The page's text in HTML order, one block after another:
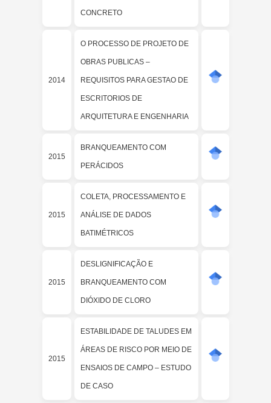
CONCRETO
2014
O PROCESSO DE PROJETO DE
OBRAS PUBLICAS –
REQUISITOS PARA GESTAO DE
ESCRITORIOS DE
ARQUITETURA E ENGENHARIA
2015
BRANQUEAMENTO COM
PERÁCIDOS
2015
COLETA, PROCESSAMENTO E
ANÁLISE DE DADOS
BATIMÉTRICOS
2015
DESLIGNIFICAÇÃO E
BRANQUEAMENTO COM
DIÓXIDO DE CLORO
2015
ESTABILIDADE DE TALUDES EM
ÁREAS DE RISCO POR MEIO DE
ENSAIOS DE CAMPO – ESTUDO
DE CASO